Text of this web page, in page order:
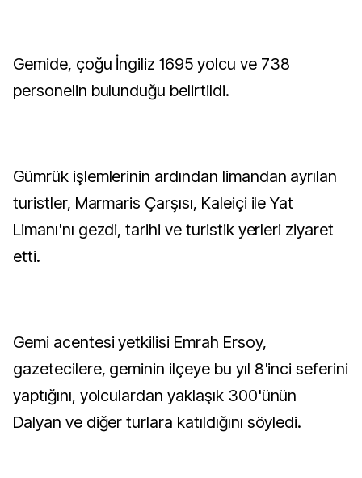
Gemide, çoğu İngiliz 1695 yolcu ve 738
personelin bulunduğu belirtildi.
Gümrük işlemlerinin ardından limandan ayrılan
turistler, Marmaris Çarşısı, Kaleiçi ile Yat
Limanı'nı gezdi, tarihi ve turistik yerleri ziyaret
etti.
Gemi acentesi yetkilisi Emrah Ersoy,
gazetecilere, geminin ilçeye bu yıl 8'inci seferini
yaptığını, yolculardan yaklaşık 300'ünün
Dalyan ve diğer turlara katıldığını söyledi.